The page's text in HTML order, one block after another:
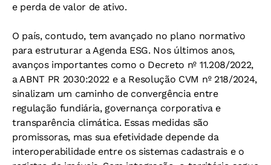
e perda de valor de ativo.
O país, contudo, tem avançado no plano normativo
para estruturar a Agenda ESG. Nos últimos anos,
avanços importantes como o Decreto nº 11.208/2022,
a ABNT PR 2030:2022 e a Resolução CVM nº 218/2024,
sinalizam um caminho de convergência entre
regulação fundiária, governança corporativa e
transparência climática. Essas medidas são
promissoras, mas sua efetividade depende da
interoperabilidade entre os sistemas cadastrais e o